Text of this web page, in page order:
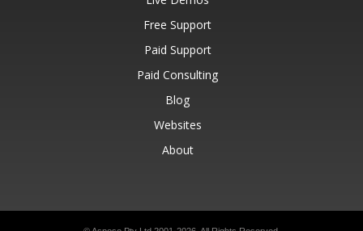
Free Support
Paid Support
Paid Consulting
Blog
Websites
About